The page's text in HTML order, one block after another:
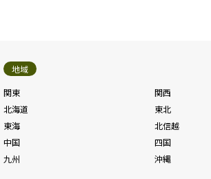
地域
関東
関西
北海道
東北
東海
北信越
中国
四国
九州
沖縄